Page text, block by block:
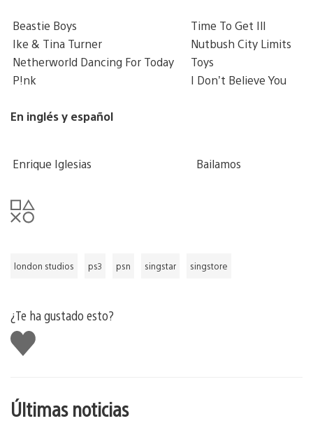
Beastie Boys
Time To Get Ill
Ike & Tina Turner
Nutbush City Limits
Netherworld Dancing For Today
Toys
P!nk
I Don’t Believe You
En inglés y español
Enrique Iglesias Bailamos
london studios ps3 psn singstar singstore
¿Te ha gustado esto?
Me
gusta
Últimas noticias